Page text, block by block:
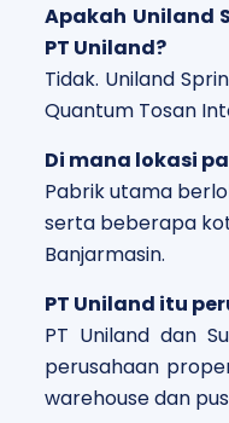
Apakah Uniland
PT Uniland?
Tidak. Uniland
Quantum Tosan
Di mana lokasi
Pabrik utama
serta beberapa
Banjarmasin.
PT Uniland itu
PT Uniland dan
perusahaan
warehouse dan